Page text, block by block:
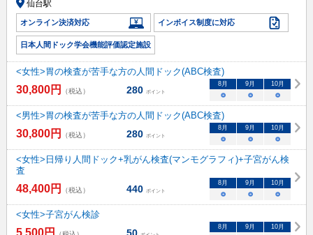
仙台駅
オンライン決済対応 インボイス制度に対応
日本人間ドック学会機能評価認定施設
<女性>胃の検査が苦手な方の人間ドック(ABC検査)
30,800円 （税込） 280 ポイント
8 月 9 月 10月
○ ○ ○
<男性>胃の検査が苦手な方の人間ドック(ABC検査)
30,800円 （税込） 280 ポイント
8 月 9 月 10月
○ ○ ○
<女性>日帰り人間ドック+乳がん検査(マンモグラフィ)+子宮がん検
査
48,400円 （税込） 440 ポイント
8 月 9 月 10月
○ ○ ○
<女性>子宮がん検診
8 月 9 月 10月